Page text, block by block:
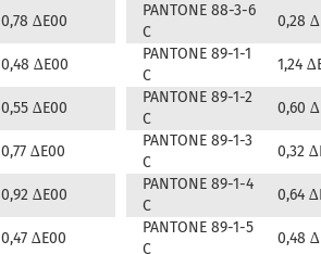
0,78 ∆E00
PANTONE 88-3-6
C
0,28
0,48 ∆E00
PANTONE 89-1-1
C
1,24
0,55 ∆E00
PANTONE 89-1-2
C
0,60
0,77 ∆E00
PANTONE 89-1-3
C
0,32
0,92 ∆E00
PANTONE 89-1-4
C
0,64
0,47 ∆E00
PANTONE 89-1-5
C
0,48